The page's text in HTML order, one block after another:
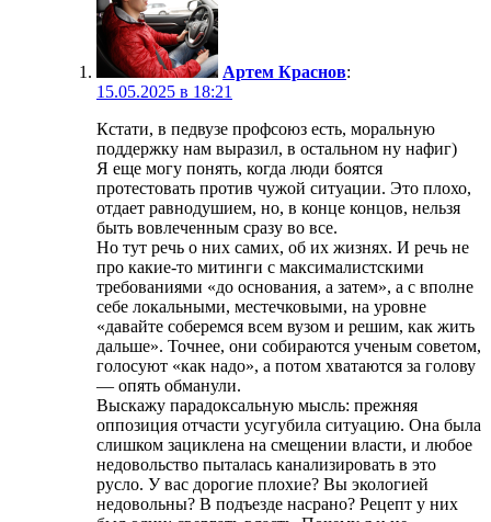
Артем Краснов:
15.05.2025 в 18:21
Кстати, в педвузе профсоюз есть, моральную
поддержку нам выразил, в остальном ну нафиг)
Я еще могу понять, когда люди боятся
протестовать против чужой ситуации. Это плохо,
отдает равнодушием, но, в конце концов, нельзя
быть вовлеченным сразу во все.
Но тут речь о них самих, об их жизнях. И речь не
про какие-то митинги с максималистскими
требованиями «до основания, а затем», а с вполне
себе локальными, местечковыми, на уровне
«давайте соберемся всем вузом и решим, как жить
дальше». Точнее, они собираются ученым советом,
голосуют «как надо», а потом хватаются за голову
— опять обманули.
Выскажу парадоксальную мысль: прежняя
оппозиция отчасти усугубила ситуацию. Она была
слишком зациклена на смещении власти, и любое
недовольство пыталась канализировать в это
русло. У вас дорогие плохие? Вы экологией
недовольны? В подъезде насрано? Рецепт у них